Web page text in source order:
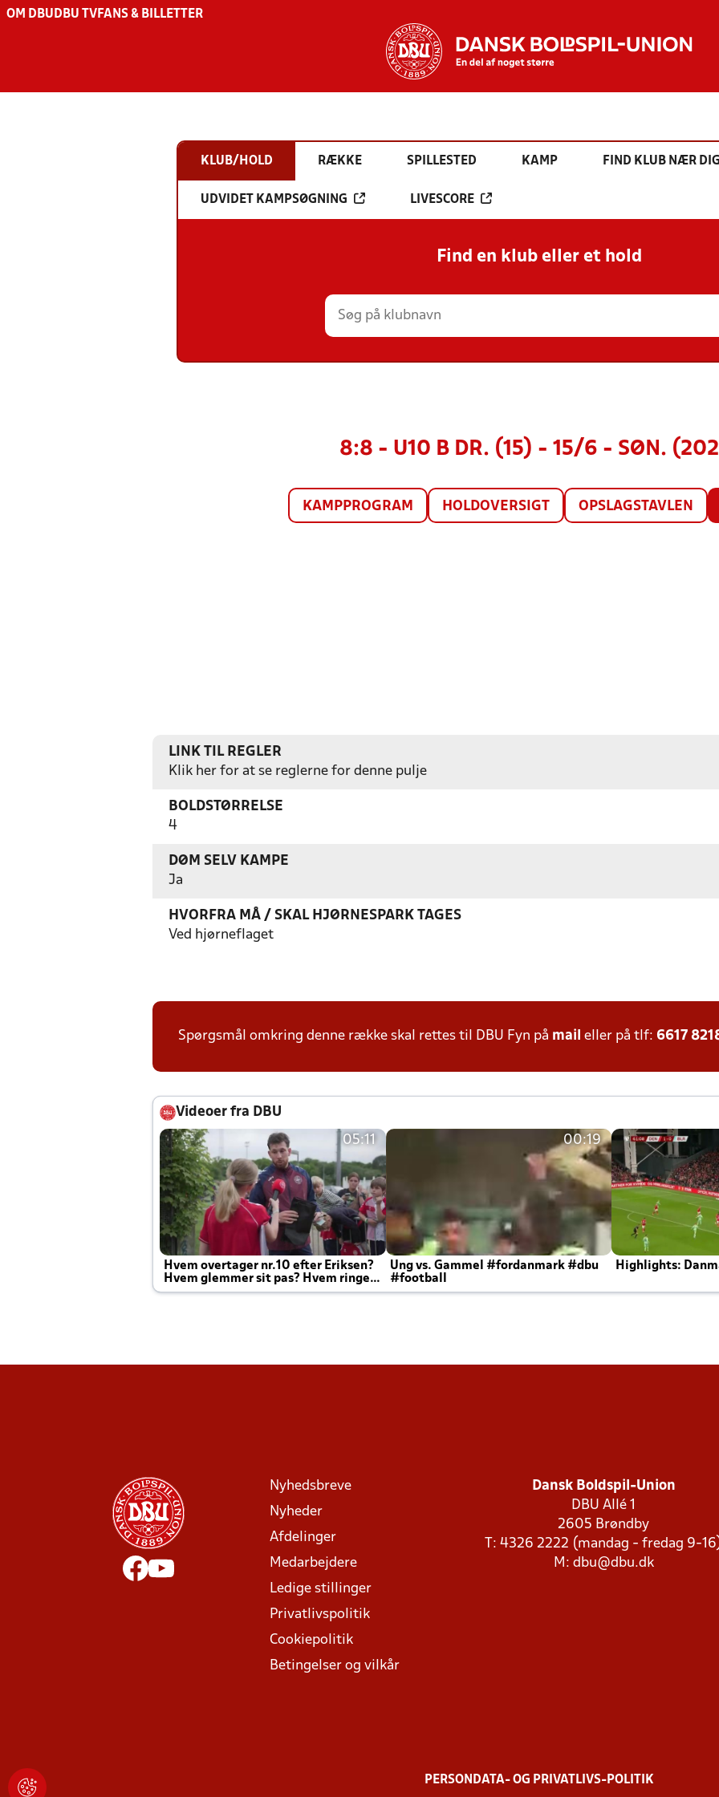
OM DBU DBU TV FANS & BILLETTER
KLUB/HOLD RÆKKE SPILLESTED KAMP FIND KLUB NÆR
UDVIDET KAMPSØGNING LIVESCORE
Find en klub eller et hold
8:8 - U10 B DR. (15) - 15/6 - SØN.
KAMPPROGRAM HOLDOVERSIGT OPSLAGSTAVLEN
LINK TIL REGLER
Klik her for at se reglerne for denne pulje
BOLDSTØRRELSE
4
DØM SELV KAMPE
Ja
HVORFRA MÅ / SKAL HJØRNESPARK TAGES
Ved hjørneflaget
Spørgsmål omkring denne række skal rettes til DBU Fyn på mail eller på tlf: 6617
Videoer fra DBU
05:11
Hvem overtager nr.10 efter Eriksen?
Hvem glemmer sit pas? Hvem ringer
Joachim altid til efter kampe?
00:19
Ung vs. Gammel #fordanmark #dbu
#football
Highlights:
Nyhedsbreve
Nyheder
Afdelinger
Medarbejdere
Ledige stillinger
Privatlivspolitik
Cookiepolitik
Betingelser og vilkår
Dansk Boldspil-Union
DBU Allé 1
2605 Brøndby
T: 4326 2222 (mandag - fredag 9-
M: dbu@dbu.dk
PERSONDATA- OG PRIVATLIVS-POLITIK